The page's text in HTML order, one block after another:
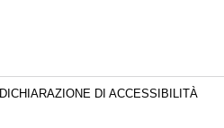
DICHIARAZIONE DI ACCESSIBILITÀ